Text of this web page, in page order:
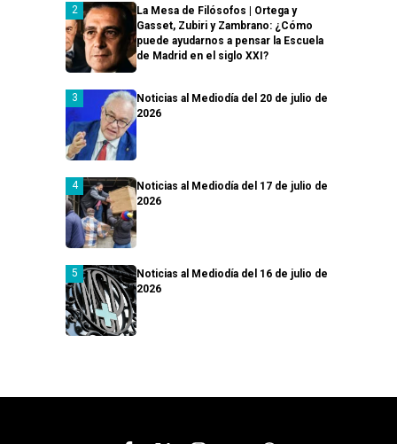
La Mesa de Filósofos | Ortega y
Gasset, Zubiri y Zambrano: ¿Cómo
puede ayudarnos a pensar la Escuela
de Madrid en el siglo XXI?
Noticias al Mediodía del 20 de julio de
2026
Noticias al Mediodía del 17 de julio de
2026
Noticias al Mediodía del 16 de julio de
2026